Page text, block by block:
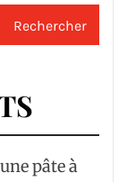
pâte à